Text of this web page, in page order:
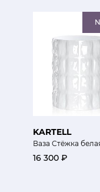
KARTELL
Ваза Стёжка
16 300 ₽